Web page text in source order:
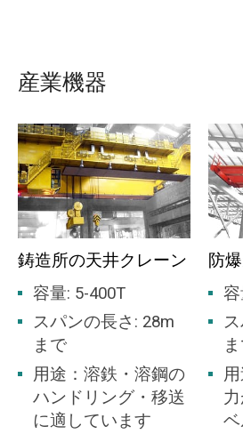
利用して発電します。
持ち上げることができます
は、タービンやその他の発
でき、メンテナンスにも使
火力クレーン
火力発電所では、石炭や石油
ーを加熱し、水を蒸気に変
気は発電機に接続されたター
めに使用されます。タービ
発電することができます。
機から出力され、高圧送電線
産業機器
鋳造所の天井クレーン
容量: 5-400T
スパンの長さ: 28m
まで
用途：溶鉄・溶鋼の
ハンドリング・移送
に適しています
防